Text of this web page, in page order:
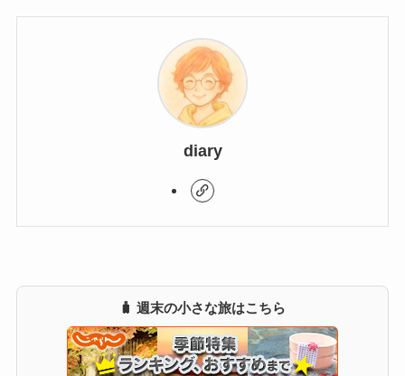
diary
🧳 週末の小さな旅はこちら